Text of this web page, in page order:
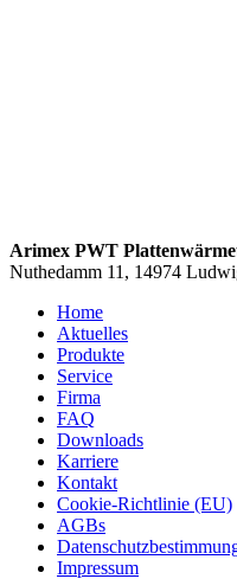
Arimex PWT
Nuthedamm 11, 14974
Home
Aktuelles
Produkte
Service
Firma
FAQ
Downloads
Karriere
Kontakt
Cookie-Richtlinie (EU)
AGBs
Impressum